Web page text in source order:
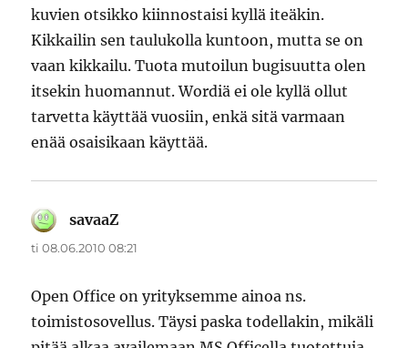
kuvien otsikko kiinnostaisi kyllä iteäkin.
Kikkailin sen taulukolla kuntoon, mutta se on
vaan kikkailu. Tuota mutoilun bugisuutta olen
itsekin huomannut. Wordiä ei ole kyllä ollut
tarvetta käyttää vuosiin, enkä sitä varmaan
enää osaisikaan käyttää.
savaaZ
ti 08.06.2010 08:21
Open Office on yrityksemme ainoa ns.
toimistosovellus. Täysi paska todellakin, mikäli